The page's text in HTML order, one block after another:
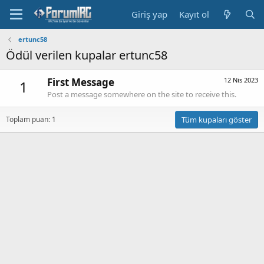
Giriş yap Kayıt ol
ertunc58
Ödül verilen kupalar ertunc58
1 12 Nis 2023
First Message
Post a message somewhere on the site to receive this.
Toplam puan: 1 Tüm kupaları göster